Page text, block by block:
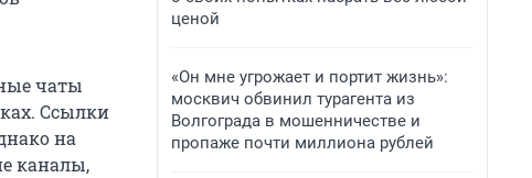
чаты
Ссылки
на
каналы,
ценой
«Он мне угрожает и портит жизнь»:
москвич обвинил турагента из
Волгограда в мошенничестве и
пропаже почти миллиона рублей